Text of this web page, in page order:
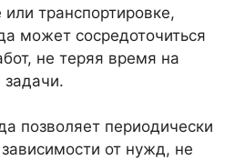
транспортировке,
может сосредоточиться
не теряя время на
задачи.
позволяет периодически
от нужд, не